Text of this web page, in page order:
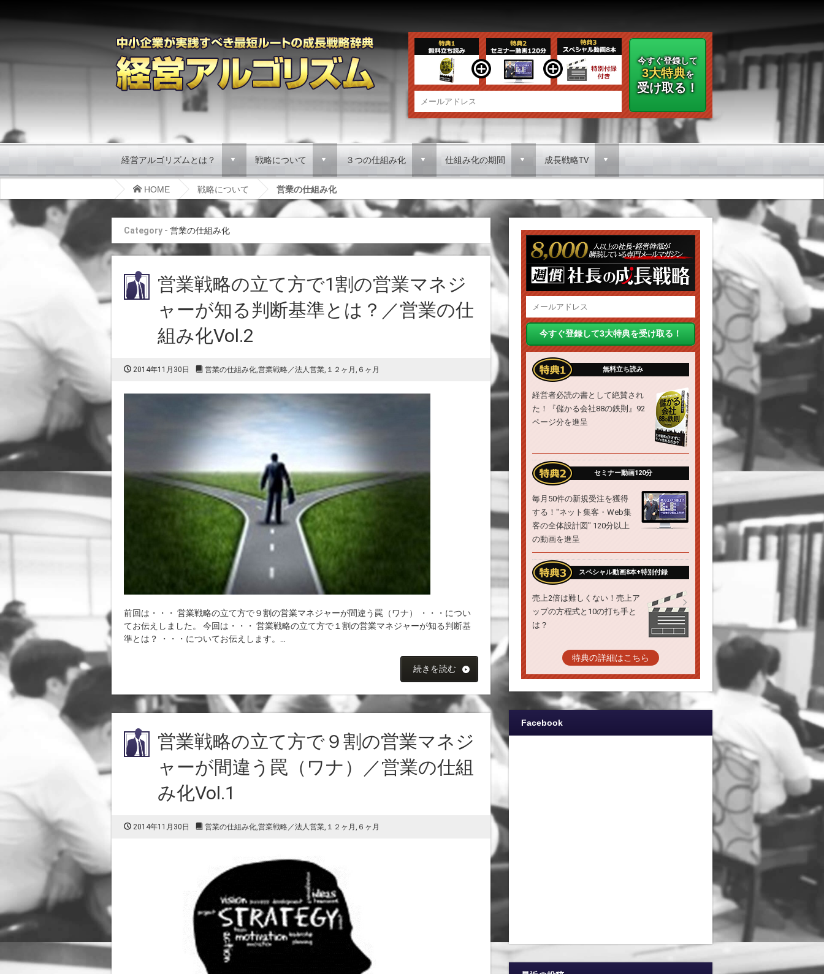
今すぐ登録して
3大特典を
受け取る！
経営アルゴリズムとは？ d 戦略について d ３つの仕組み化 d 仕組み化の期間 d 成長戦略TV d
HOME 戦略について 営業の仕組み化
Category - 営業の仕組み化
営業戦略の立て方で1割の営業マネジ
ャーが知る判断基準とは？／営業の仕
組み化Vol.2
2014年11月30日 営業の仕組み化,営業戦略／法人営業, １２ヶ月 , ６ヶ月
前回は・・・ 営業戦略の立て方で９割の営業マネジャーが間違う罠（ワナ） ・・・につい
てお伝えしました。 今回は・・・ 営業戦略の立て方で１割の営業マネジャーが知る判断基
準とは？ ・・・についてお伝えします。...
続きを読む
営業戦略の立て方で９割の営業マネジ
ャーが間違う罠（ワナ）／営業の仕組
み化Vol.1
2014年11月30日 営業の仕組み化 営業戦略／法人営業 １２ヶ月 ６ヶ月
無料立ち読み
経営者必読の書として絶賛され
た！『儲かる会社88の鉄則』92
ページ分を進呈
セミナー動画120分
毎月50件の新規受注を獲得
する！"ネット集客・Web集
客の全体設計図" 120分以上
の動画を進呈
スペシャル動画8本+特別付録
売上2倍は難しくない！売上ア
ップの方程式と10の打ち手と
は？
特典の詳細はこちら
Facebook